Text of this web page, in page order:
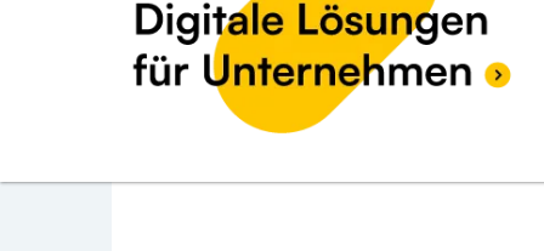
BEWERTUNG ABGEBEN
SEIDL
Rohrbacherstraße 54 2620 Neunkirchen
Fleischhauereien